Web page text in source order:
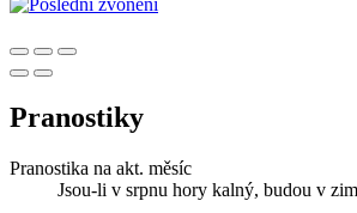
Pranostiky
Pranostika na akt. měsíc
Jsou-li v srpnu hory kalný, budou v